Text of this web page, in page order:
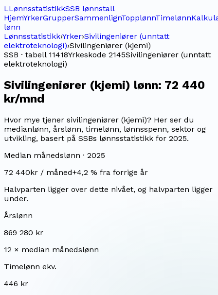
LLønnsstatistikkSSB lønnstall
HjemYrkerGrupperSammenlignTopplønnTimelønn
lønn
Lønnsstatistikk›Yrker›Sivilingeniører (unntatt
elektroteknologi)›Sivilingeniører (kjemi)
SSB · tabell 11418Yrkeskode 2145Sivilingeniører (unntatt
elektroteknologi)
Sivilingeniører (kjemi) lønn: 72 440
kr/mnd
Hvor mye tjener sivilingeniører (kjemi)? Her ser du
medianlønn, årslønn, timelønn, lønnsspenn, sektor og
utvikling, basert på SSBs lønnsstatistikk for 2025.
Median månedslønn · 2025
72 440kr / måned+4,2 % fra forrige år
Halvparten ligger over dette nivået, og halvparten ligger
under.
Årslønn
869 280 kr
12 × median månedslønn
Timelønn ekv.
446 kr